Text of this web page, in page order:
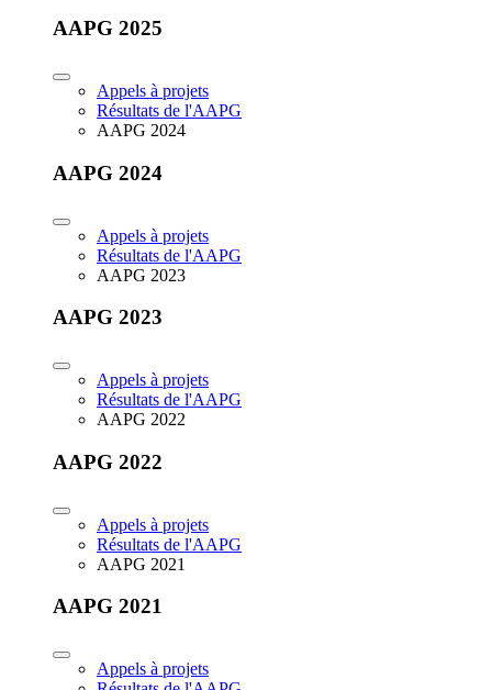
AAPG 2025
Appels à projets
Résultats de l'AAPG
AAPG 2024
AAPG 2024
Appels à projets
Résultats de l'AAPG
AAPG 2023
AAPG 2023
Appels à projets
Résultats de l'AAPG
AAPG 2022
AAPG 2022
Appels à projets
Résultats de l'AAPG
AAPG 2021
AAPG 2021
Appels à projets